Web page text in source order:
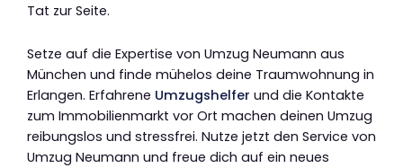
Tat zur Seite.
Setze auf die Expertise von Umzug Neumann aus
München und finde mühelos deine Traumwohnung in
Erlangen. Erfahrene Umzugshelfer und die Kontakte
zum Immobilienmarkt vor Ort machen deinen Umzug
reibungslos und stressfrei. Nutze jetzt den Service von
Umzug Neumann und freue dich auf ein neues